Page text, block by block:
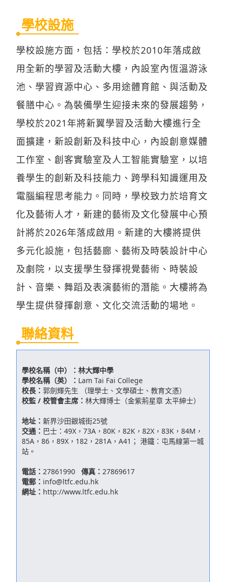
學校設施
學校設施方面，包括：學校於2010年落成啟
用全新的學習及活動大樓，內設室內恆溫游泳
池、學習資源中心、多用途體育館、與活動及
餐膳中心。為裝備學生迎接未來的發展趨勢，
學校於2021年將新翼學習及活動大樓進行全
面擴建，新設創新及科技中心，內設創意媒體
工作室、創客實驗室及人工智能實驗室，以培
養學生的創新及科技能力、跨學科知識運用及
電腦編程思考能力。同時，學校致力於培育文
化及藝術人才，新建的藝術及文化發展中心預
計將於2026年落成啟用。新建的大樓將提供
多元化設施，包括藝廊、藝術及時裝設計中心
及劇院，以支援學生發揮視覺藝術、時裝設
計、音樂、舞蹈及表演藝術的潛能。大樓將為
學生提供發揮創意、文化交流活動的場地。
聯絡資料
學校名稱（中）： 林大輝中學
學校名稱（英）： Lam Tai Fai College
校長： 郭劍輝先生 （理學士、文學碩士、教育文憑）
校監 / 校管會主席： 林大輝博士（金紫荊星章 太平紳士）
地址： 新界沙田銀城街25號
交通： 巴士：49X，73A，80K，82K，82X，83K，84M，
85A，86，89X，182，281A，A41； 港鐵：屯馬線第一城
站。
電話： 27861990 傳真： 27869617
電郵： info@ltfc.edu.hk
網址： http://www.ltfc.edu.hk